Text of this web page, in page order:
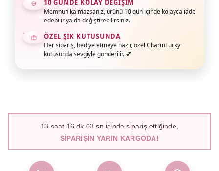
10 GÜNDE KOLAY DEĞIŞIM
Memnun kalmazsanız, ürünü 10 gün içinde kolayca iade
edebilir ya da değiştirebilirsiniz.
ÖZEL ŞIK KUTUSUNDA
Her sipariş, hediye etmeye hazır, özel CharmLucky
kutusunda sevgiyle gönderilir. 💕
13 saat 16 dk 02 sn içinde sipariş ettiğinde,
SIPARIŞIN YARIN KARGODA!